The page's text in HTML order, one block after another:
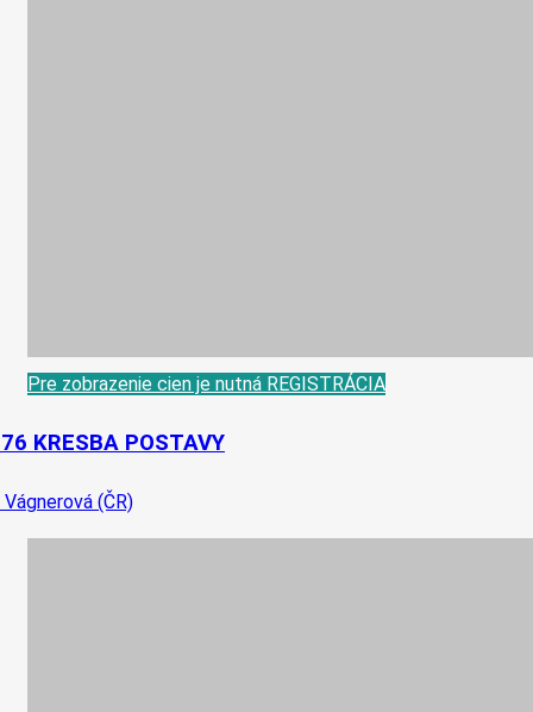
Pre zobrazenie cien je nutná REGISTRÁCIA
KRESBA POSTAVY
Vágnerová (ČR)